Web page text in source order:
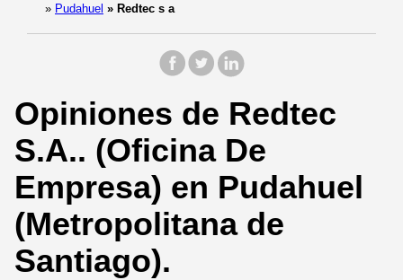
» Pudahuel » Redtec s a
Opiniones de Redtec
S.A.. (Oficina De
Empresa) en Pudahuel
(Metropolitana de
Santiago).